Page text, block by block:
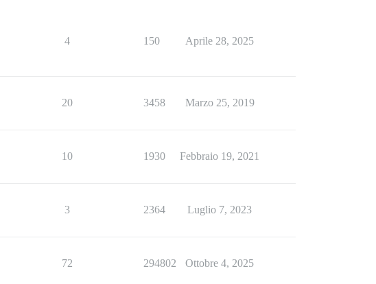
4 150 Aprile 28, 2025
20 3458 Marzo 25, 2019
10 1930 Febbraio 19, 2021
3 2364 Luglio 7, 2023
72 294802 Ottobre 4, 2025